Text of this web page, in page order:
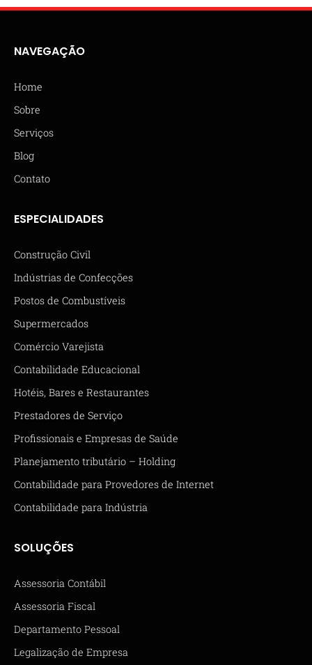
NAVEGAÇÃO
Home
Sobre
Serviços
Blog
Contato
ESPECIALIDADES
Construção Civil
Indústrias de Confecções
Postos de Combustíveis
Supermercados
Comércio Varejista
Contabilidade Educacional
Hotéis, Bares e Restaurantes
Prestadores de Serviço
Profissionais e Empresas de Saúde
Planejamento tributário – Holding
Contabilidade para Provedores de Internet
Contabilidade para Indústria
SOLUÇÕES
Assessoria Contábil
Assessoria Fiscal
Departamento Pessoal
Legalização de Empresa